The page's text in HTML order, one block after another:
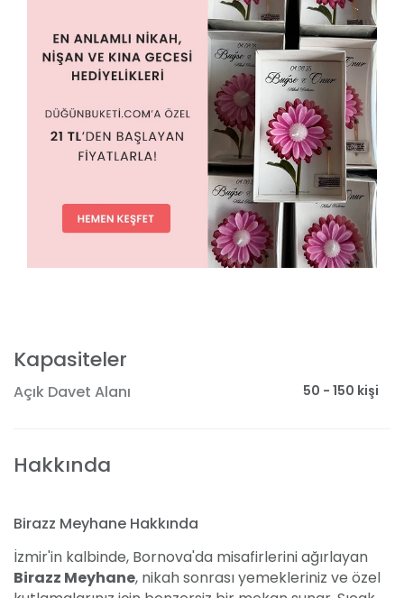
Kapasiteler
Açık Davet Alanı 50 - 150 kişi
Hakkında
Birazz Meyhane Hakkında
İzmir'in kalbinde, Bornova'da misafirlerini ağırlayan
Birazz Meyhane, nikah sonrası yemekleriniz ve özel